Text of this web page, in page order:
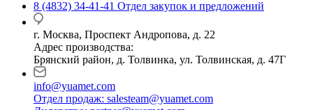
8 (4832) 34-41-41 Отдел закупок и предложений
г. Москва, Проспект Андропова, д. 22
Адрес производства:
Брянский район, д. Толвинка, ул. Толвинская, д. 47Г
info@yuamet.com
Отдел продаж: salesteam@yuamet.com